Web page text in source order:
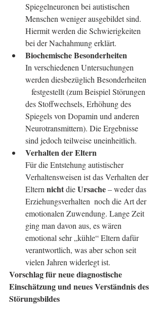
Spiegelneuronen bei autistischen
Menschen weniger ausgebildet sind.
Hiermit werden die Schwierigkeiten
bei der Nachahmung erklärt.
Biochemische Besonderheiten
In verschiedenen Untersuchungen
werden diesbezüglich Besonderheiten
   festgestellt (zum Beispiel Störungen
des Stoffwechsels, Erhöhung des
Spiegels von Dopamin und anderen
Neurotransmittern). Die Ergebnisse
sind jedoch teilweise uneinheitlich.
Verhalten der Eltern
Für die Entstehung autistischer
Verhaltensweisen ist das Verhalten der
Eltern nicht die Ursache – weder das
Erziehungsverhalten  noch die Art der
emotionalen Zuwendung. Lange Zeit
ging man davon aus, es wären
emotional sehr „kühle“ Eltern dafür
verantwortlich, was aber schon seit
vielen Jahren widerlegt ist.
Vorschlag für neue diagnostische
Einschätzung und neues Verständnis des
Störungsbildes